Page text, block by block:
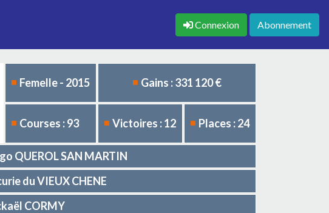
Connexion Abonnement
Femelle - 2015 Gains : 331 120 €
Courses : 93 Victoires : 12 Places : 24
QUEROL SAN MARTIN
du VIEUX CHENE
CORMY